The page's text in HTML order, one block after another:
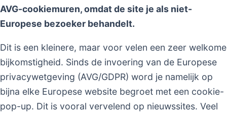
AVG-cookiemuren, omdat de site je als niet-
Europese bezoeker behandelt.
Dit is een kleinere, maar voor velen een zeer welkome
bijkomstigheid. Sinds de invoering van de Europese
privacywetgeving (AVG/GDPR) word je namelijk op
bijna elke Europese website begroet met een cookie-
pop-up. Dit is vooral vervelend op nieuwssites. Veel